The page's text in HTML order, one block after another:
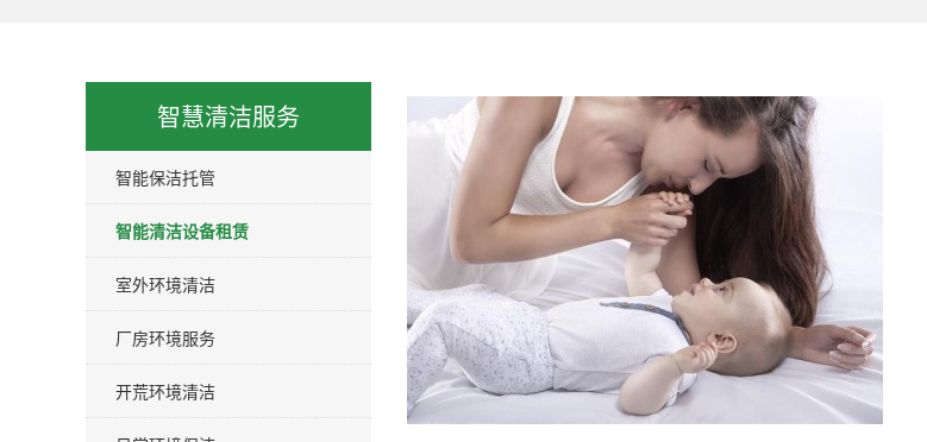
智慧清洁服务
智能保洁托管
智能清洁设备租赁
室外环境清洁
厂房环境服务
开荒环境清洁